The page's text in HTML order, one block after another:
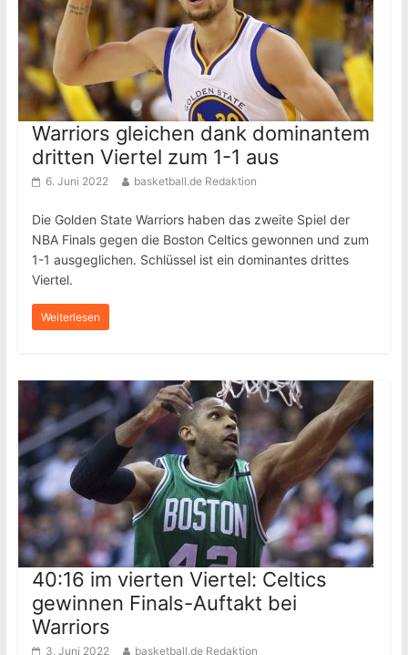
Warriors gleichen dank dominantem
dritten Viertel zum 1-1 aus
6. Juni 2022 basketball.de Redaktion
Die Golden State Warriors haben das zweite Spiel der
NBA Finals gegen die Boston Celtics gewonnen und zum
1-1 ausgeglichen. Schlüssel ist ein dominantes drittes
Viertel.
Weiterlesen
40:16 im vierten Viertel: Celtics
gewinnen Finals-Auftakt bei
Warriors
3. Juni 2022 basketball.de Redaktion